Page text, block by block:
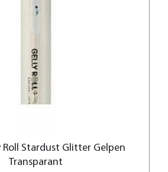
Roll Stardust Glitter Gelpen
Transparant